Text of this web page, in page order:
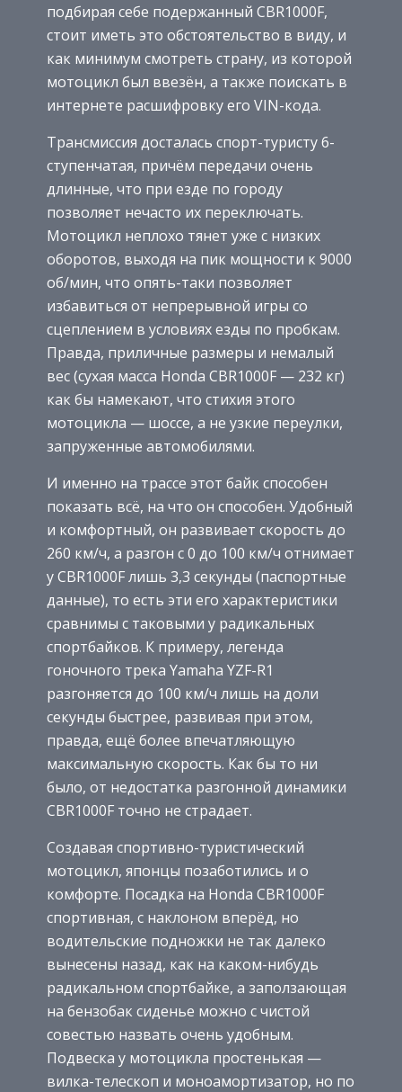
подбирая себе подержанный CBR1000F,
стоит иметь это обстоятельство в виду, и
как минимум смотреть страну, из которой
мотоцикл был ввезён, а также поискать в
интернете расшифровку его VIN-кода.
Трансмиссия досталась спорт-туристу 6-
ступенчатая, причём передачи очень
длинные, что при езде по городу
позволяет нечасто их переключать.
Мотоцикл неплохо тянет уже с низких
оборотов, выходя на пик мощности к 9000
об/мин, что опять-таки позволяет
избавиться от непрерывной игры со
сцеплением в условиях езды по пробкам.
Правда, приличные размеры и немалый
вес (сухая масса Honda CBR1000F — 232 кг)
как бы намекают, что стихия этого
мотоцикла — шоссе, а не узкие переулки,
запруженные автомобилями.
И именно на трассе этот байк способен
показать всё, на что он способен. Удобный
и комфортный, он развивает скорость до
260 км/ч, а разгон с 0 до 100 км/ч отнимает
у CBR1000F лишь 3,3 секунды (паспортные
данные), то есть эти его характеристики
сравнимы с таковыми у радикальных
спортбайков. К примеру, легенда
гоночного трека Yamaha YZF-R1
разгоняется до 100 км/ч лишь на доли
секунды быстрее, развивая при этом,
правда, ещё более впечатляющую
максимальную скорость. Как бы то ни
было, от недостатка разгонной динамики
CBR1000F точно не страдает.
Создавая спортивно-туристический
мотоцикл, японцы позаботились и о
комфорте. Посадка на Honda CBR1000F
спортивная, с наклоном вперёд, но
водительские подножки не так далеко
вынесены назад, как на каком-нибудь
радикальном спортбайке, а заползающая
на бензобак сиденье можно с чистой
совестью назвать очень удобным.
Подвеска у мотоцикла простенькая —
вилка-телескоп и моноамортизатор, но по